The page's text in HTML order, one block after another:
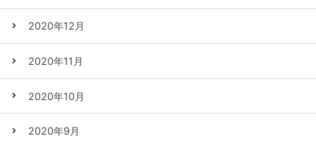
2020年12月
2020年11月
2020年10月
2020年9月